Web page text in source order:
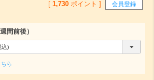
1,730 ポイント ] 会員登録
間前後）
須
ちら